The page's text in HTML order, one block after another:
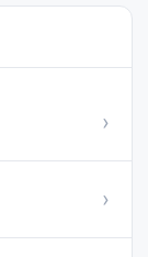
›
›